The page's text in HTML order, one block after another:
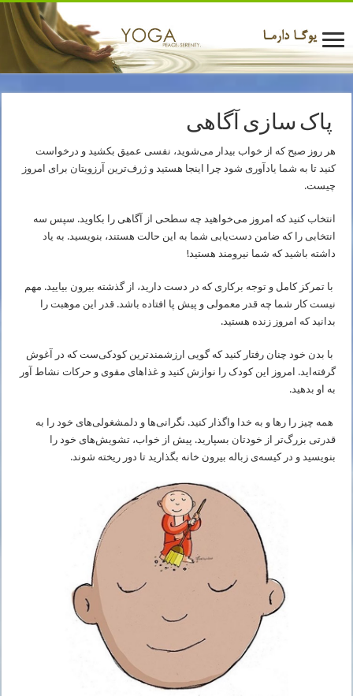
‍ پاک سازی آگاهی
هر روز صبح که از خواب بیدار می‌شوید، نفسی عمیق بکشید و درخواست
کنید تا به شما یادآوری شود چرا اینجا هستید و ژرف‌ترین آرزویتان برای امروز
چیست.
انتخاب کنید که امروز می‌خواهید چه سطحی از آگاهی را بکاوید. سپس سه
انتخابی را که ضامن دست‌یابی شما به این حالت هستند، بنویسید. به یاد
داشته باشید که شما نیرومند هستید!
با تمرکز کامل و توجه برکاری که در دست دارید، از گذشته بیرون بیایید. مهم
نیست کار شما چه قدر معمولی و پیش پا افتاده باشد. قدر این موهبت را
بدانید که امروز زنده هستید.
با بدن خود چنان رفتار کنید که گویی ارزشمندترین کودکی‌ست که در آغوش
گرفته‌اید. امروز این کودک را نوازش کنید و غذاهای مقوی و حرکات نشاط‌ آور
به او بدهید.
همه چیز را رها و به خدا واگذار کنید. نگرانی‌ها و دلمشغولی‌های خود را به
قدرتی بزرگ‌تر از خودتان بسپارید. پیش از خواب، تشویش‌های خود را
بنویسید و در کیسه‌ی زباله بیرون خانه بگذارید تا دور ریخته شوند.